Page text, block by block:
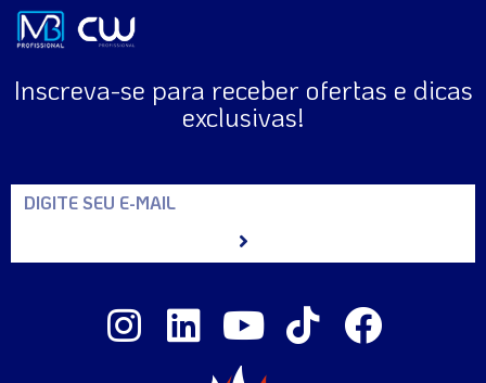
Inscreva-se para receber ofertas e dicas
exclusivas!